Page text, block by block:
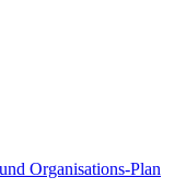
Organisations-Plan